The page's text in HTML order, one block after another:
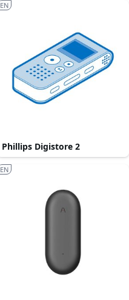
Phillips Digistore 2
EN
EN